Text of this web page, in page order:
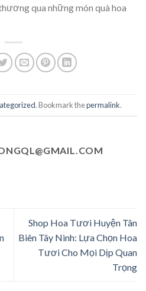
qua những món quà hoa
. Bookmark thepermalink.
Shop Hoa Tươi Huyện Tân
Biên Tây Ninh: Lựa Chọn Hoa
Tươi Cho Mọi Dịp Quan
Trọng